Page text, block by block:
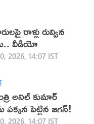
రాళ్లు రువ్విన
వీడియో
2026, 14:07 IST
అనిల్ కుమార్
పెట్టిన జగన్!
2026, 14:07 IST